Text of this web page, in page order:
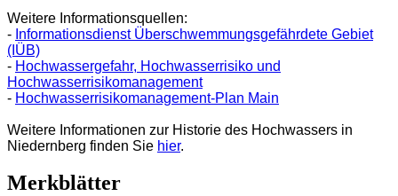
Weitere Informationsquellen:
- Informationsdienst Überschwemmungsgefährdete Gebiet
(IÜB)
- Hochwassergefahr, Hochwasserrisiko und
Hochwasserrisikomanagement
- Hochwasserrisikomanagement-Plan Main
Weitere Informationen zur Historie des Hochwassers in
Niedernberg finden Sie hier.
Merkblätter